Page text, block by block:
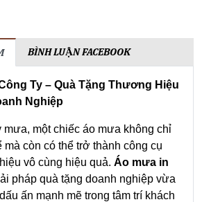
BÌNH LUẬN FACEBOOK
Ty – Quà Tặng Thương Hiệu
Nghiệp
mưa, một chiếc áo mưa không chỉ
còn có thể trở thành công cụ
vô cùng hiệu quả. Áo mưa in
pháp quà tặng doanh nghiệp vừa
ấn mạnh mẽ trong tâm trí khách